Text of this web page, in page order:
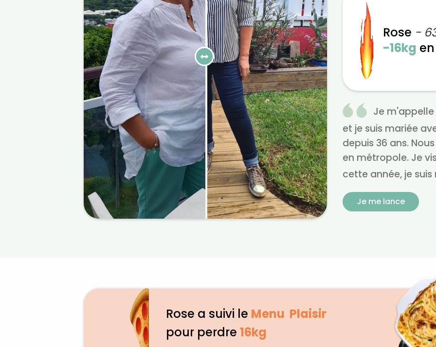
Rose -
-16kg
Je m'appelle
et je suis mariée
depuis 36 ans.
en métropole. Je
cette année, je
Je me lance
Rose a suivi le Menu Plaisir
pour perdre16kg